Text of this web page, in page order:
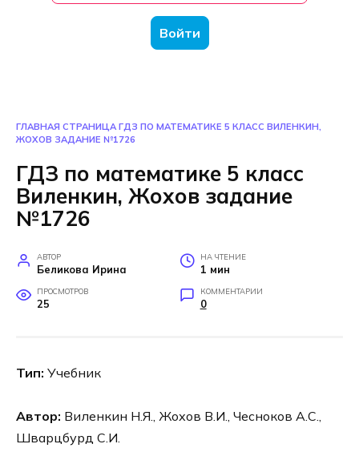
Войти
ГЛАВНАЯ СТРАНИЦА ГДЗ ПО МАТЕМАТИКЕ 5 КЛАСС ВИЛЕНКИН,
ЖОХОВ ЗАДАНИЕ №1726
ГДЗ по математике 5 класс
Виленкин, Жохов задание
№1726
АВТОР
Беликова Ирина
НА ЧТЕНИЕ
1 мин
ПРОСМОТРОВ
25
КОММЕНТАРИИ
0
Тип: Учебник
Автор: Виленкин Н.Я., Жохов В.И., Чесноков А.С.,
Шварцбурд С.И.